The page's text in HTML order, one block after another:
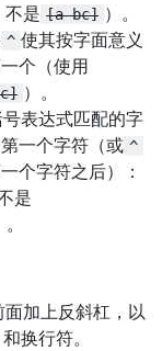
不是 [a-bc] ）。
^ 使其按字面意义
个（使用
）。
表达式匹配的字
一个字符（或 ^
个字符之后）：
不是
加上反斜杠，以
换行符。